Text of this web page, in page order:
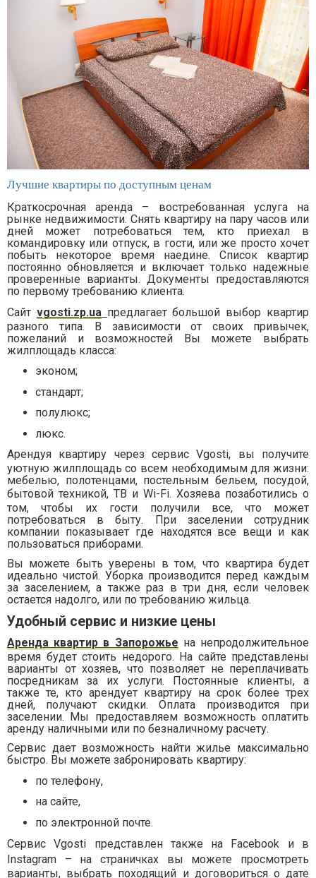
Лучшие квартиры по доступным ценам
Краткосрочная аренда – востребованная услуга на
рынке недвижимости. Снять квартиру на пару часов или
дней может потребоваться тем, кто приехал в
командировку или отпуск, в гости, или же просто хочет
побыть некоторое время наедине. Список квартир
постоянно обновляется и включает только надежные
проверенные варианты. Документы предоставляются
по первому требованию клиента.
Сайт vgosti.zp.ua предлагает большой выбор квартир
разного типа. В зависимости от своих привычек,
пожеланий и возможностей Вы можете выбрать
жилплощадь класса:
эконом;
стандарт;
полулюкс;
люкс.
Арендуя квартиру через сервисVgosti, вы получите
уютную жилплощадь со всем необходимым для жизни:
мебелью, полотенцами, постельным бельем, посудой,
бытовой техникой, ТВ и Wi- Fi. Хозяева позаботились о
том, чтобы их гости получили все, что может
потребоваться в быту. При заселении сотрудник
компании показывает где находятся все вещи и как
пользоваться приборами.
Вы можете быть уверены в том, что квартира будет
идеально чистой. Уборка производится перед каждым
за заселением, а также раз в три дня, если человек
остается надолго, или по требованию жильца.
Удобный сервис и низкие цены
Аренда квартир в Запорожье на непродолжительное
время будет стоить недорого. На сайте представлены
варианты от хозяев, что позволяет не переплачивать
посредникам за их услуги. Постоянные клиенты, а
также те, кто арендует квартиру на срок более трех
дней, получают скидки. Оплата производится при
заселении. Мы предоставляем возможность оплатить
аренду наличными или по безналичному расчету.
Сервис дает возможность найти жилье максимально
быстро. Вы можете забронировать квартиру:
по телефону,
на сайте,
по электронной почте.
СервисVgosti представлен также на Facebook и в
Instagram – на страничках вы можете просмотреть
варианты, выбрать походящий и договориться о дате